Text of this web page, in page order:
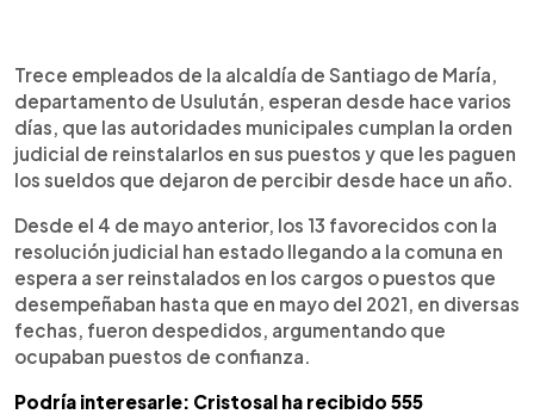
Escuchar artículo
Trece empleados de la alcaldía de Santiago de María,
departamento de Usulután, esperan desde hace varios
días, que las autoridades municipales cumplan la orden
judicial de reinstalarlos en sus puestos y que les paguen
los sueldos que dejaron de percibir desde hace un año.
Desde el 4 de mayo anterior, los 13 favorecidos con la
resolución judicial han estado llegando a la comuna en
espera a ser reinstalados en los cargos o puestos que
desempeñaban hasta que en mayo del 2021, en diversas
fechas, fueron despedidos, argumentando que
ocupaban puestos de confianza.
Podría interesarle: Cristosal ha recibido 555